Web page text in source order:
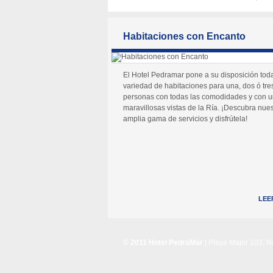
Habitaciones con Encanto
El Hotel Pedramar pone a su disposición
variedad de habitaciones para una, dos ó
personas con todas las comodidades y con
maravillosas vistas de la Ría. ¡Descubra
amplia gama de servicios y disfrútela!